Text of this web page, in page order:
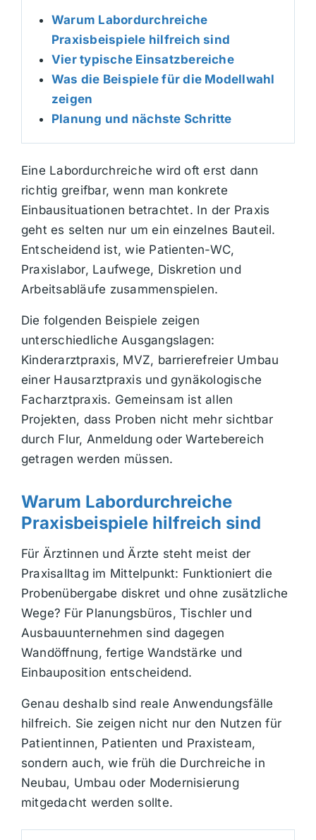
Warum Labordurchreiche
Praxisbeispiele hilfreich sind
Vier typische Einsatzbereiche
Was die Beispiele für die Modellwahl
zeigen
Planung und nächste Schritte
Eine Labordurchreiche wird oft erst dann
richtig greifbar, wenn man konkrete
Einbausituationen betrachtet. In der Praxis
geht es selten nur um ein einzelnes Bauteil.
Entscheidend ist, wie Patienten-WC,
Praxislabor, Laufwege, Diskretion und
Arbeitsabläufe zusammenspielen.
Die folgenden Beispiele zeigen
unterschiedliche Ausgangslagen:
Kinderarztpraxis, MVZ, barrierefreier Umbau
einer Hausarztpraxis und gynäkologische
Facharztpraxis. Gemeinsam ist allen
Projekten, dass Proben nicht mehr sichtbar
durch Flur, Anmeldung oder Wartebereich
getragen werden müssen.
Warum Labordurchreiche
Praxisbeispiele hilfreich sind
Für Ärztinnen und Ärzte steht meist der
Praxisalltag im Mittelpunkt: Funktioniert die
Probenübergabe diskret und ohne zusätzliche
Wege? Für Planungsbüros, Tischler und
Ausbauunternehmen sind dagegen
Wandöffnung, fertige Wandstärke und
Einbauposition entscheidend.
Genau deshalb sind reale Anwendungsfälle
hilfreich. Sie zeigen nicht nur den Nutzen für
Patientinnen, Patienten und Praxisteam,
sondern auch, wie früh die Durchreiche in
Neubau, Umbau oder Modernisierung
mitgedacht werden sollte.